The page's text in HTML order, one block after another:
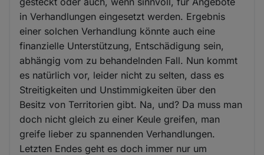
in Verhandlungen eingesetzt werden. Ergebnis
einer solchen Verhandlung könnte auch eine
finanzielle Unterstützung, Entschädigung sein,
abhängig vom zu behandelnden Fall. Nun kommt
es natürlich vor, leider nicht zu selten, dass es
Streitigkeiten und Unstimmigkeiten über den
Besitz von Territorien gibt. Na, und? Da muss man
doch nicht gleich zu einer Keule greifen, man
greife lieber zu spannenden Verhandlungen.
Letzten Endes geht es doch immer nur um